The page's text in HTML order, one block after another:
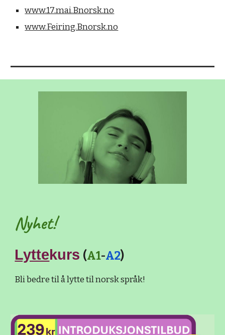
www.17.mai.Bnorsk.no
www.Feiring.Bnorsk.no
Nyhet!
Lyttekurs (A1-A2)
Bli bedre til å lytte til norsk språk!